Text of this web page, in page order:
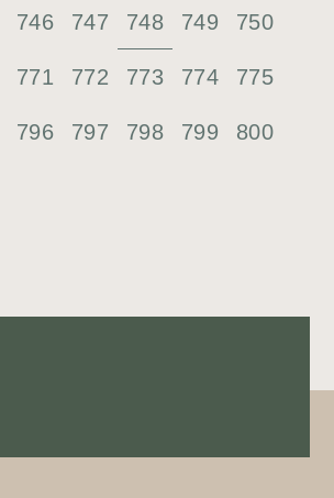
746 747 748 749 750
771 772 773 774 775
796 797 798 799 800